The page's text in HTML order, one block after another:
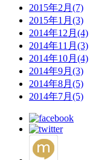
2015年2月(7)
2015年1月(3)
2014年12月(4)
2014年11月(3)
2014年10月(4)
2014年9月(3)
2014年8月(5)
2014年7月(5)